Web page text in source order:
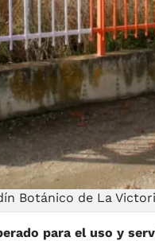
Botánico de La
para el uso y